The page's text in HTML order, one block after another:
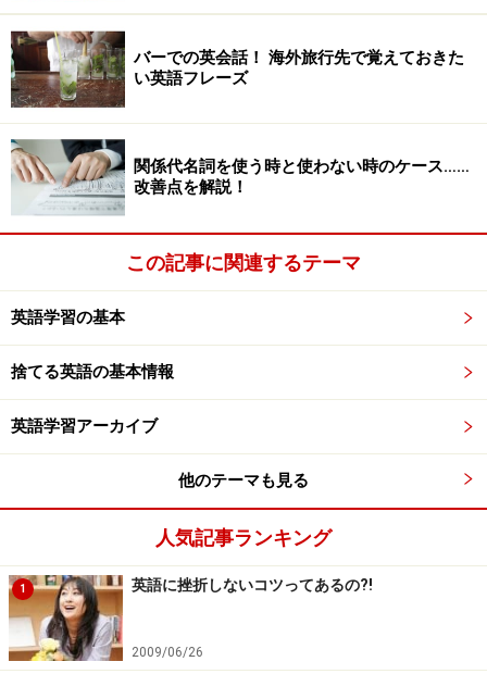
めることをお勧めします。
まずは、英文を見ながらモデルとなる英文を１、２単語
分聞きます。それを追いかけるように口に出しながら、
耳は次の英単語を聞きます。
例えば、図にあらわすと次のようになります。
I am happy to study English. （モデル音声）
I am happy to study English. （自分の声）
す。それと同時に残りの英文を聞きながら追いかけて発
音します。少し慣れて来たら、英文を見ずに、耳だけで
をすると、意外と目で英文を追っていたことに気が付く
と思います。
だんだん英文を長くして、同じ練習をしてみてくださ
い。はじめは英文有りで。慣れたら英文を見ないで耳だ
けでシャドーイングです。言いにくい部分、つっかえて
しまう部分は、そこだけを繰り返して練習します。とに
バーでの英会話！ 海外旅行先で覚えておきた
い英語フレーズ
関係代名詞を使う時と使わない時のケース……
改善点を解説！
この記事に関連するテーマ
英語学習の基本
捨てる英語の基本情報
英語学習アーカイブ
他のテーマも見る
人気記事ランキング
1 英語に挫折しないコツってあるの?!
2009/06/26